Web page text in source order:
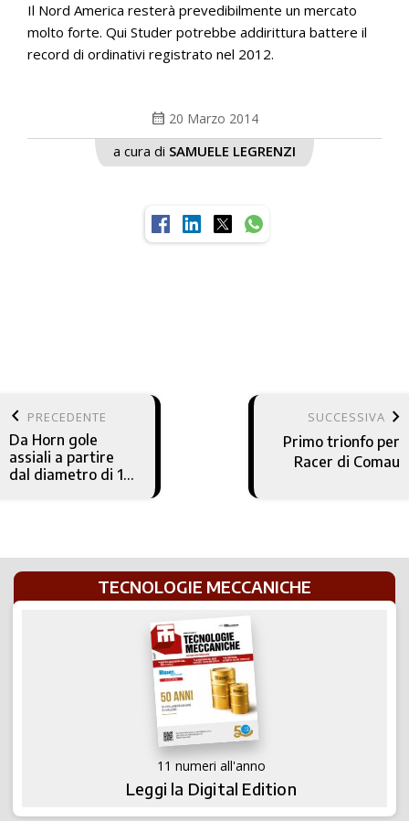
Il Nord America resterà prevedibilmente un mercato
molto forte. Qui Studer potrebbe addirittura battere il
record di ordinativi registrato nel 2012.
calendar_month 20 Marzo 2014
a cura di SAMUELE LEGRENZI
keyboard_arrow_left PRECEDENTE
Da Horn gole
assiali a partire
dal diametro di 15
SUCCESSIVA keyboard_arrow_right
Primo trionfo per
Racer di Comau
TECNOLOGIE MECCANICHE
11 numeri all'anno
Leggi la Digital Edition